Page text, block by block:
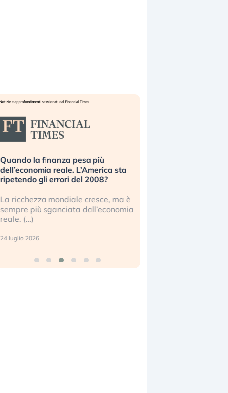
Quando la finanza pesa più
dell’economia reale. L’America sta
ripetendo gli errori del 2008?
La ricchezza mondiale cresce, ma è
sempre più sganciata dall’economia
reale. (…)
24 luglio 2026